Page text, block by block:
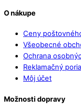
O nákupe
Ceny
Všeobecné
Ochrana
Reklamačný
Môj účet
Možnosti dopravy